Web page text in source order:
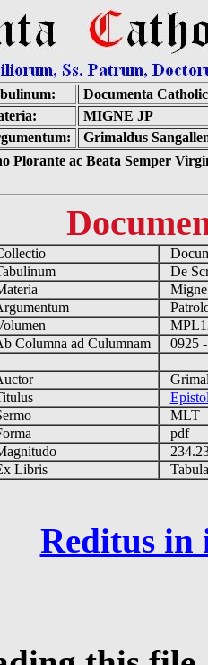
Documenta
MIGNE JP
Grimaldus
Plorante ac Beata Semper
De
Columna ad Culumnam
0925
MLT
pdf
Libris
Reditus in